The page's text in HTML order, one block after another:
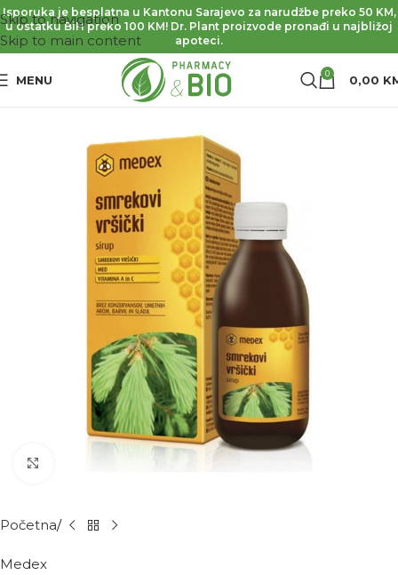
Skip to navigation
Skip to main content
Isporuka je besplatna u Kantonu Sarajevo za narudžbe preko 50 KM,
u ostatku BiH preko 100 KM! Dr. Plant proizvode pronađi u najbližoj
apoteci.
MENU 0 0,00
Početna
Medex